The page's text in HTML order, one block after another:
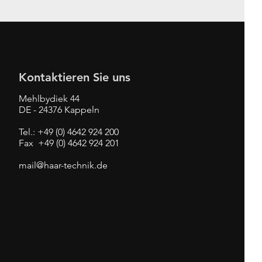
Kontaktieren Sie uns
Mehlbydiek 44
DE - 24376 Kappeln
Tel.: +49 (0) 4642 924 200
Fax +49 (0) 4642 924 201
mail@haar-technik.de